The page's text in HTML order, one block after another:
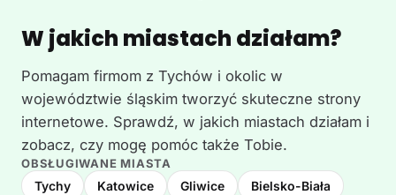
W jakich miastach działam?
Pomagam firmom z Tychów i okolic w
województwie śląskim tworzyć skuteczne strony
internetowe. Sprawdź, w jakich miastach działam i
zobacz, czy mogę pomóc także Tobie.
OBSŁUGIWANE MIASTA
Tychy Katowice Gliwice Bielsko-Biała